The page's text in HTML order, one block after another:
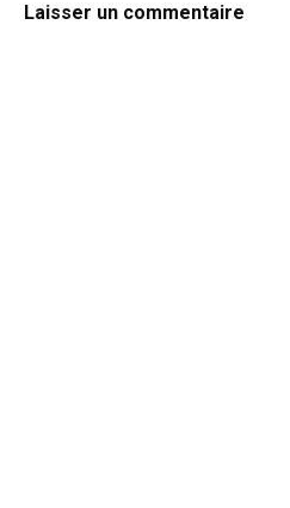
Laisser un commentaire